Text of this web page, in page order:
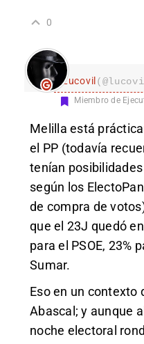
0
Lucovil
Miembro de
Melilla está
el PP (todavía
tenían
según los
de compra de
que el 23J quedó
para el PSOE, 23%
Sumar.
Eso en un contexto
Abascal; y aunque
noche electoral